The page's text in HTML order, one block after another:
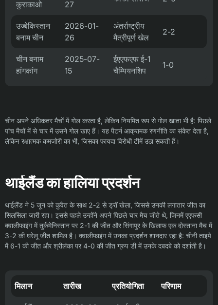
कुराकाओ
27
उज्बेकिस्तान
बनाम चीन
2026-01-
26
अंतर्राष्ट्रीय
मैत्रीपूर्ण खेल
2-2
चीन बनाम
हांगकांग
2025-07-
15
ईएएफएफ ई-1
चैम्पियनशिप
1-0
चीन अपने अधिकतर मैचों में गोल करता है, लेकिन नियमित रूप से गोल खाता भी है: पिछले
पांच मैचों में से चार में उसने गोल खाए हैं। यह पैटर्न आक्रामक रणनीति का संकेत देता है,
लेकिन रक्षात्मक कमजोरी का भी, जिसका फायदा विरोधी टीमें उठा सकती हैं।
थाईलैंड का हालिया प्रदर्शन
थाईलैंड ने 5 जून को कुवैत के साथ 2-2 से ड्रॉ खेला, जिससे उनकी लगातार जीत का
सिलसिला जारी रहा। इससे पहले उन्होंने अपने पिछले चार मैच जीते थे, जिनमें एएफसी
क्वालीफाइंग में तुर्कमेनिस्तान पर 2-1 की जीत और सिंगापुर के खिलाफ एक दोस्ताना मैच में
3-2 की घरेलू जीत शामिल है। क्वालीफाइंग में उनका प्रदर्शन शानदार रहा है: चीनी ताइपे
में 6-1 की जीत और श्रीलंका पर 4-0 की जीत ग्रुप डी में उनके दबदबे को दर्शाती है।
मिलान तारीख प्रतियोगिता परिणाम